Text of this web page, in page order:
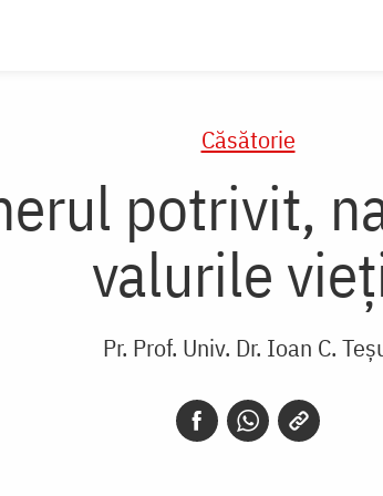
Căsătorie
potrivit,
valurile
Pr. Prof. Univ. Dr. Ioan C.